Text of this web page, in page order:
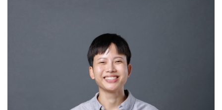
ข้อมูลความเชี่ยวชาญ
การเปลี่ยนแปลงทางสังคมและวัฒนธรรม ไทย-จีน